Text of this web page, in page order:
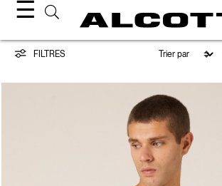
☰
Tricots
FILTRES